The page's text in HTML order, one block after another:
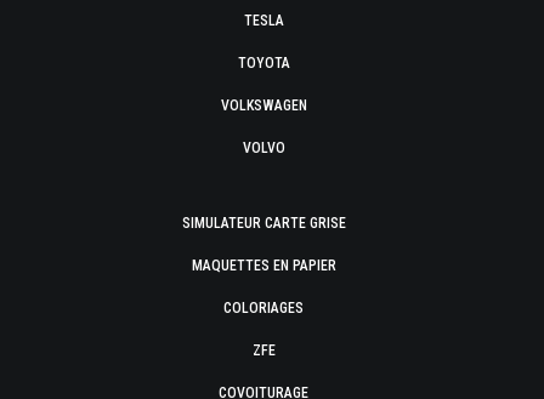
TESLA
TOYOTA
VOLKSWAGEN
VOLVO
SIMULATEUR CARTE GRISE
MAQUETTES EN PAPIER
COLORIAGES
ZFE
COVOITURAGE